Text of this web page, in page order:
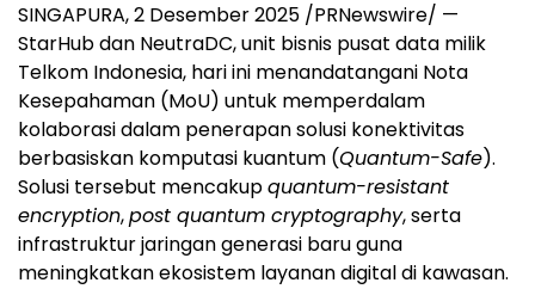
SINGAPURA, 2 Desember 2025 /PRNewswire/ —
StarHub dan NeutraDC, unit bisnis pusat data milik
Telkom Indonesia, hari ini menandatangani Nota
Kesepahaman (MoU) untuk memperdalam
kolaborasi dalam penerapan solusi konektivitas
berbasiskan komputasi kuantum (Quantum-Safe).
Solusi tersebut mencakupquantum-resistant
encryption,post quantum cryptography, serta
infrastruktur jaringan generasi baru guna
meningkatkan ekosistem layanan digital di kawasan.